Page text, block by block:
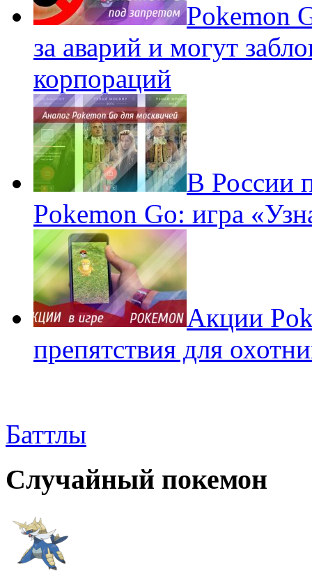
Pokеmon
за аварий и могут
корпораций
В России
Pokemon Go: игра
Акции
препятствия для
Баттлы
Случайный покемон